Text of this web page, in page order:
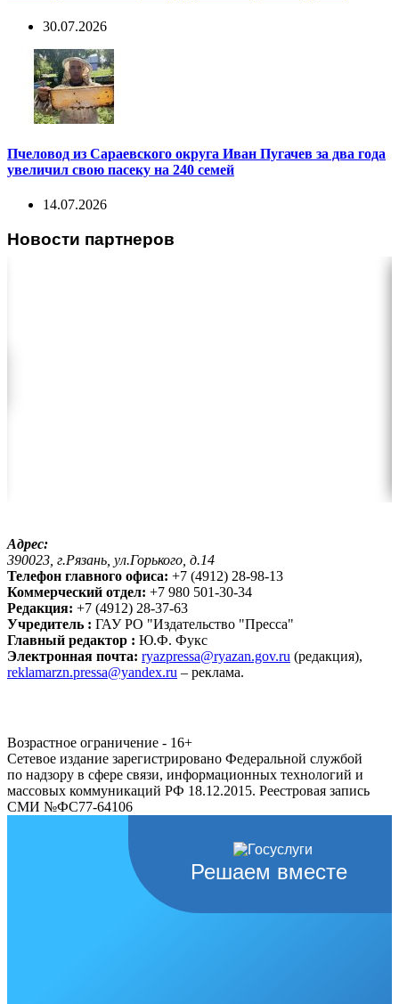
30.07.2026
Пчеловод из Сараевского округа Иван Пугачев за два года
увеличил свою пасеку на 240 семей
14.07.2026
Новости партнеров
Адрес:
390023, г.Рязань, ул.Горького, д.14
Телефон главного офиса: +7 (4912) 28-98-13
Коммерческий отдел: +7 980 501-30-34
Редакция: +7 (4912) 28-37-63
Учредитель : ГАУ РО "Издательство "Пресса"
Главный редактор : Ю.Ф. Фукс
Электронная почта: ryazpressa@ryazan.gov.ru (редакция),
reklamarzn.pressa@yandex.ru – реклама.
Возрастное ограничение - 16+
Сетевое издание зарегистрировано Федеральной службой
по надзору в сфере связи, информационных технологий и
массовых коммуникаций РФ 18.12.2015. Реестровая запись
СМИ №ФС77-64106
Решаем вместе